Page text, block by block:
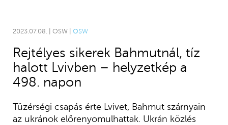
2023.07.08. | OSW | OSW
Rejtélyes sikerek Bahmutnál, tíz
halott Lvivben – helyzetkép a
498. napon
Tüzérségi csapás érte Lvivet, Bahmut szárnyain
az ukránok előrenyomulhattak. Ukrán közlés